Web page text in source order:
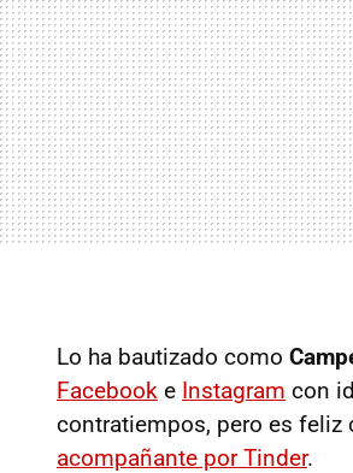
Lo ha bautizado como
Facebook e Instagram con
contratiempos, pero es feliz
acompañante por Tinder.